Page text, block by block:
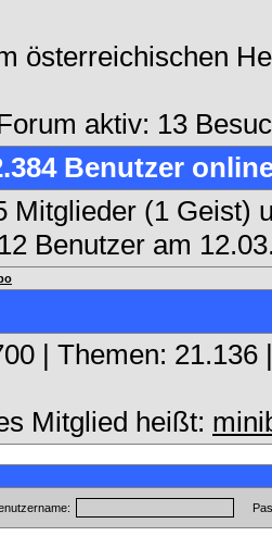
österreichischen
aktiv: 13
Benutzer
Mitglieder (1 Geist)
Benutzer am
| Themen:
Mitglied heißt: